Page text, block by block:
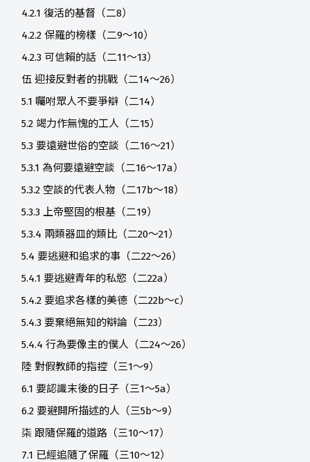
4.2.1 復活的基督（二8）
4.2.2 保羅的榜樣（二9～10）
4.2.3 可信賴的話（二11～13）
伍 迎接反對者的挑戰（二14～26）
5.1 囑咐眾人不要爭辯（二14）
5.2 竭力作無愧的工人（二15）
5.3 要遠避世俗的空談（二16～21）
5.3.1 為何要遠避空談（二16～17a）
5.3.2 空談的代表人物（二17b～18）
5.3.3 上帝堅固的根基（二19）
5.3.4 兩類器皿的類比（二20～21）
5.4 要逃避和追求的事（二22～26）
5.4.1 要逃避青年的私慾（二22a）
5.4.2 要追求各樣的美德（二22b～c）
5.4.3 要棄絕無知的辯論（二23）
5.4.4 行為要像主的僕人（二24～26）
陸 對假教師的指控（三1～9）
6.1 要認識末後的日子（三1～5a）
6.2 要避開所描述的人（三5b～9）
柒 跟隨保羅的道路（三10～17）
7.1 已經追隨了保羅（三10～12）